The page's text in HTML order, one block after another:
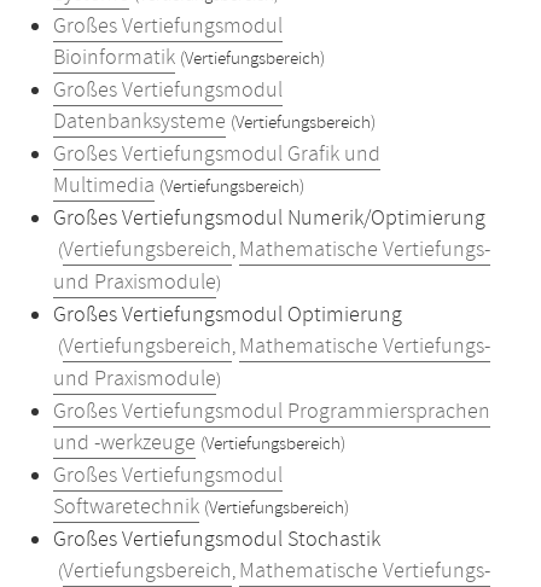
Großes Vertiefungsmodul
Bioinformatik (Vertiefungsbereich)
Großes Vertiefungsmodul
Datenbanksysteme (Vertiefungsbereich)
Großes Vertiefungsmodul Grafik und
Multimedia (Vertiefungsbereich)
Großes Vertiefungsmodul Numerik/Optimierung
(Vertiefungsbereich, Mathematische Vertiefungs-
und Praxismodule)
Großes Vertiefungsmodul Optimierung
(Vertiefungsbereich, Mathematische Vertiefungs-
und Praxismodule)
Großes Vertiefungsmodul Programmiersprachen
und -werkzeuge (Vertiefungsbereich)
Großes Vertiefungsmodul
Softwaretechnik (Vertiefungsbereich)
Großes Vertiefungsmodul Stochastik
(Vertiefungsbereich, Mathematische Vertiefungs-